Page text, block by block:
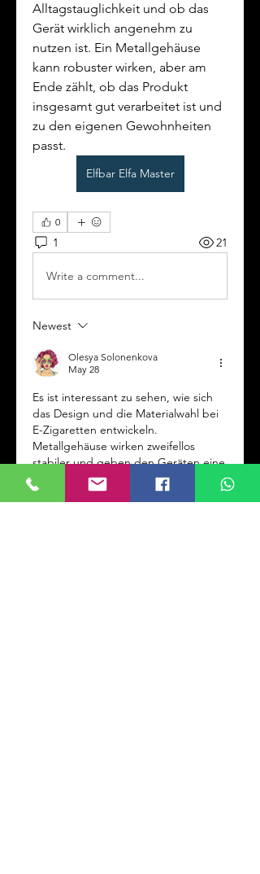
Alltagstauglichkeit und ob das
Gerät wirklich angenehm zu
nutzen ist. Ein Metallgehäuse
kann robuster wirken, aber am
Ende zählt, ob das Produkt
insgesamt gut verarbeitet ist und
zu den eigenen Gewohnheiten
passt.
Elfbar Elfa Master
0
1 21
Write a comment...
Newest
Olesya Solonenkova
May 28
Es ist interessant zu sehen, wie sich
das Design und die Materialwahl bei
E-Zigaretten entwickeln.
Metallgehäuse wirken zweifellos
stabiler und geben den Geräten eine
gewisse Eleganz, die Plastik oft
vermissen lässt. Neben der Ästhetik